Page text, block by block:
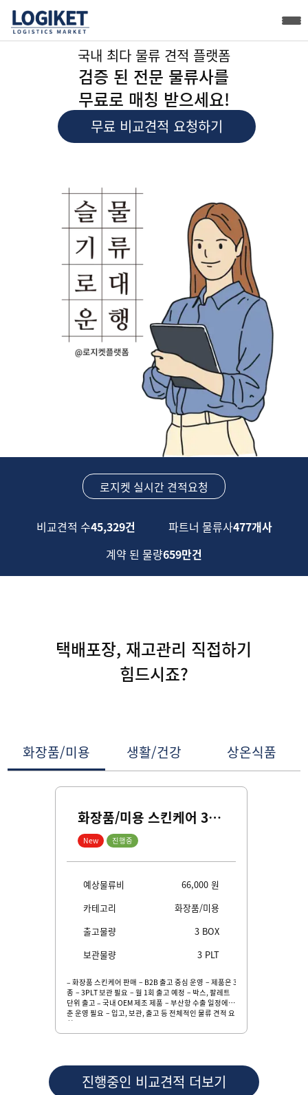
국내 최다 물류 견적 플랫폼
검증 된 전문 물류사를
무료로 매칭 받으세요!
무료 비교견적 요청하기
로지켓 실시간 견적요청
비교견적 수45,329건 파트너 물류사477개사
계약 된 물량659만건
택배포장, 재고관리 직접하기
힘드시죠?
화장품/미용 생활/건강 상온식품
화장품/미용 스킨케어 3PL 견적
New 진행중
예상물류비 66,000 원
카테고리
화장품/미용
출고물량
3 BOX
보관물량
3 PLT
– 화장품 스킨케어 판매 – B2B 출고 중심 운영 – 제품은 3
종 – 3PLT 보관 필요 – 월 1회 출고 예정 – 박스, 팔레트
단위 출고 – 국내 OEM 제조 제품 – 부산항 수출 일정에 맞
춘 운영 필요 – 입고, 보관, 출고 등 전체적인 물류 견적 요
청
진행중인 비교견적 더보기